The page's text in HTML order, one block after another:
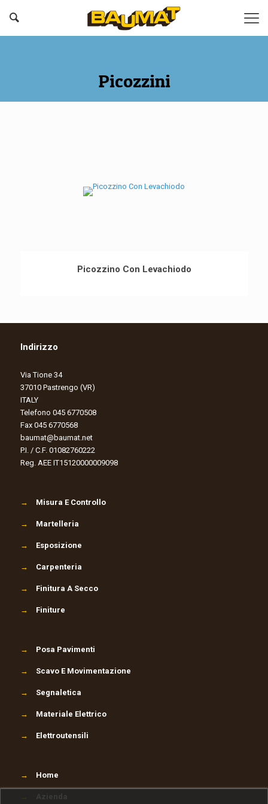
Picozzini
Picozzino Con Levachiodo
Indirizzo
Via Tione 34
37010 Pastrengo (VR)
ITALY
Telefono 045 6770508
Fax 045 6770568
baumat@baumat.net
P.I. / C.F. 01082760222
Reg. AEE IT15120000009098
→ Misura E Controllo
→ Martelleria
→ Esposizione
→ Carpenteria
→ Finitura A Secco
→ Finiture
→ Posa Pavimenti
→ Scavo E Movimentazione
→ Segnaletica
→ Materiale Elettrico
→ Elettroutensili
→ Home
Azienda